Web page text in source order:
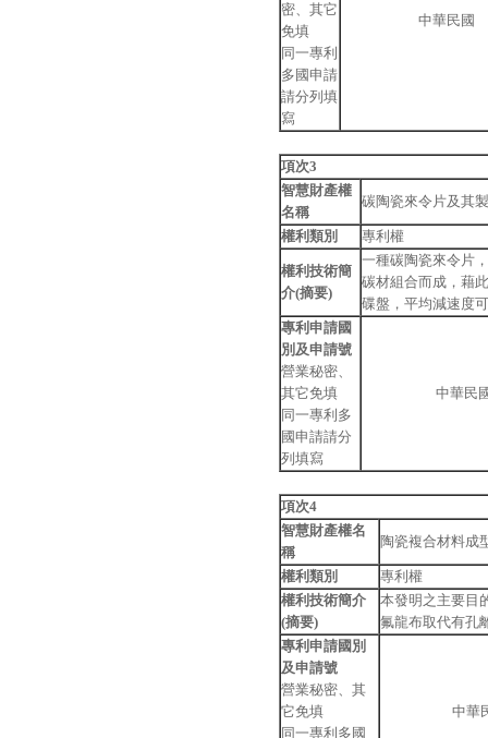
密、其它
免填
同一專利
多國申請
請分列填
寫
中華民國
項次3
智慧財產權
名稱
碳陶瓷來令片及其
權利類別 專利權
權利技術簡
介(摘要)
一種碳陶瓷來令片
碳材組合而成，藉
碟盤，平均減速度
專利申請國
別及申請號
營業秘密、
其它免填
同一專利多
國申請請分
列填寫
中華民
項次4
智慧財產權名
稱
陶瓷複合材料成
權利類別
專利權
權利技術簡介
(摘要)
本發明之主要目
氟龍布取代有孔
專利申請國別
及申請號
營業秘密、其
它免填
同一專利多國
中華